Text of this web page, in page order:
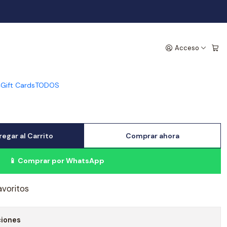
Acceso
Gift CardsTODOS
- Azul Cristal
al Carrito Comprar ahora
📱 Comprar por WhatsApp